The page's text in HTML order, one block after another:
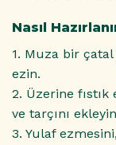
Nasıl
1. Muza bir
ezin.
2. Üzerine
ve tarçını
3. Yulaf